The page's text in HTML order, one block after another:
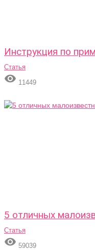
Инструкция по
Статья
 11449
5 отличных
Статья
 59039